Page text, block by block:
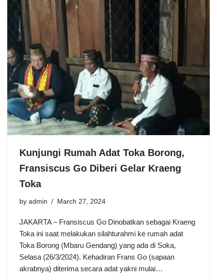
Kunjungi Rumah Adat Toka Borong,
Fransiscus Go Diberi Gelar Kraeng
Toka
by admin March 27, 2024
JAKARTA – Fransiscus Go Dinobatkan sebagai Kraeng
Toka ini saat melakukan silahturahmi ke rumah adat
Toka Borong (Mbaru Gendang) yang ada di Soka,
Selasa (26/3/2024). Kehadiran Frans Go (sapaan
akrabnya) diterima secara adat yakni mulai…